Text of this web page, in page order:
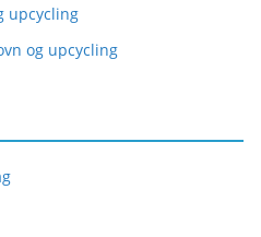
upcycling
og upcycling